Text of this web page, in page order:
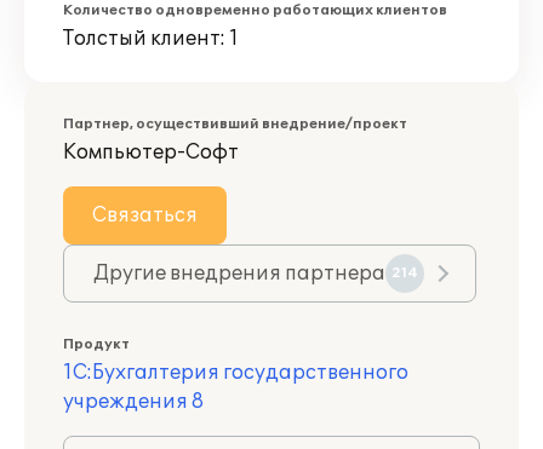
Количество одновременно работающих клиентов
Толстый клиент: 1
Партнер, осуществивший внедрение/проект
Компьютер-Софт
Связаться
Другие внедрения партнера 214
Продукт
1С:Бухгалтерия государственного
учреждения 8